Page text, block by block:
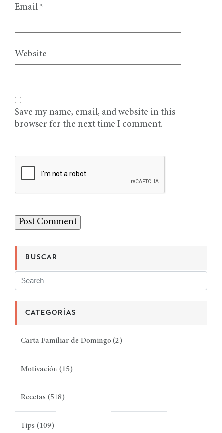
Email *
Website
Save my name, email, and website in this
browser for the next time I comment.
BUSCAR
CATEGORÍAS
Carta Familiar de Domingo (2)
Motivación (15)
Recetas (518)
Tips (109)